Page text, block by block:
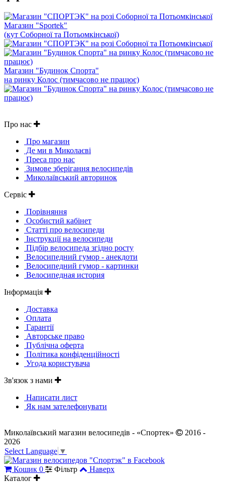
Магазин "Sportek"
(кут Соборної та Потьомкінської)
Магазин "Будинок Спорта"
на ринку Колос (тимчасово не працює)
Про нас
Про магазин
Де ми в Миколаєві
Преса про нас
Зимове зберігання велосипедів
Миколаївський авторинок
Сервіс
Порівняння
Особистий кабінет
Статті про велосипеди
Інструкції на велосипеди
Підбір велосипеда згідно росту
Велосипедний гумор - анекдоти
Велосипедний гумор - картинки
Велосипедная история
Інформація
Доставка
Оплата
Гарантії
Авторське право
Публічна оферта
Політика конфіденційності
Угода користувача
Зв'язок з нами
Написати лист
Як нам зателефонувати
Миколаївський магазин велосипедів - «Спортек»
2016 -
2026
Select Language ▼
Кошик 0 Фільтр
Наверх
Каталог